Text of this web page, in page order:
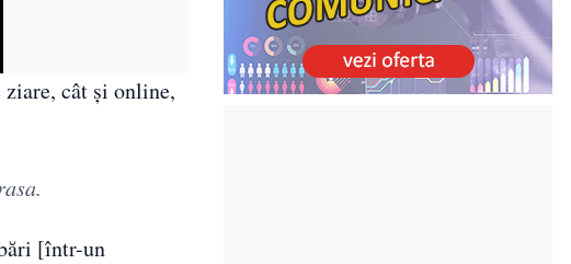
cât și online,
[într-un